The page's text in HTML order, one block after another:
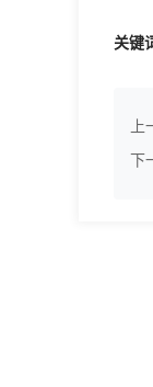
关键
上
下